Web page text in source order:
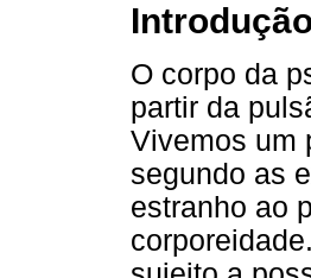
O corpo da
partir da
Vivemos um
segundo as
estranho ao